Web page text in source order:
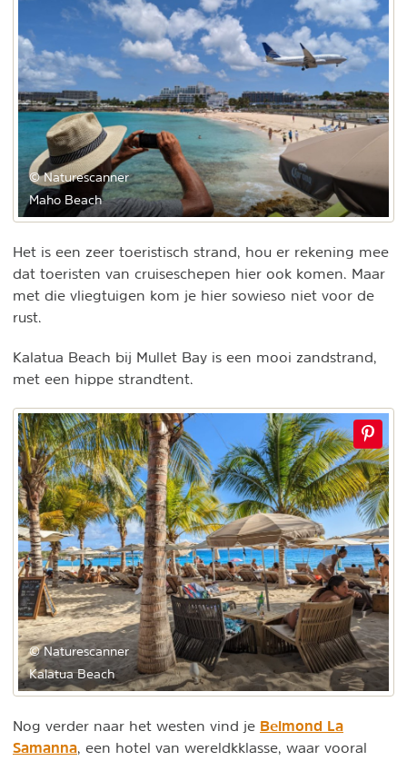
© Naturescanner
Maho Beach
Het is een zeer toeristisch strand, hou er rekening mee
dat toeristen van cruiseschepen hier ook komen. Maar
met die vliegtuigen kom je hier sowieso niet voor de
rust.
Kalatua Beach bij Mullet Bay is een mooi zandstrand,
met een hippe strandtent.
© Naturescanner
Kalatua Beach
Nog verder naar het westen vind je Belmond La
Samanna, een hotel van wereldkklasse, waar vooral